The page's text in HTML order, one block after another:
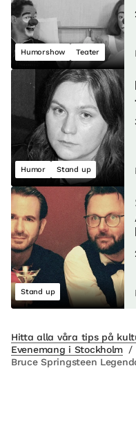
Humorshow Teater
Humor Stand up
Stand up
Hitta alla våra tips på
Evenemang i Stockholm /
Bruce Springsteen